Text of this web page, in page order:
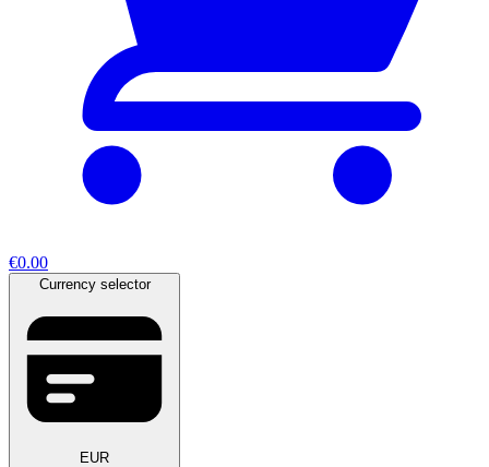
€0.00
Currency selector
EUR